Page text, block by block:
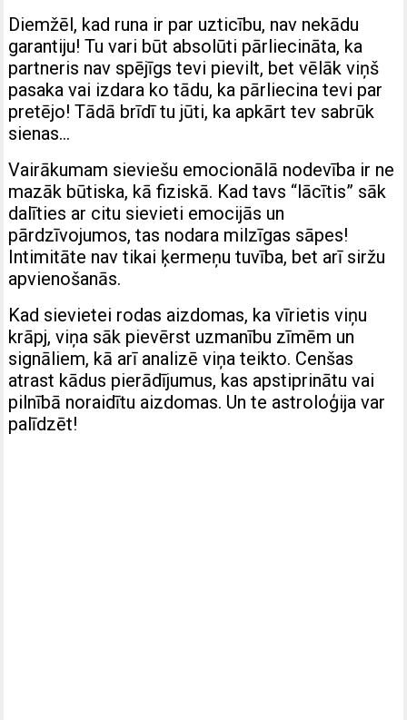
Diemžēl, kad runa ir par uzticību, nav nekādu
garantiju! Tu vari būt absolūti pārliecināta, ka
partneris nav spējīgs tevi pievilt, bet vēlāk viņš
pasaka vai izdara ko tādu, ka pārliecina tevi par
pretējo! Tādā brīdī tu jūti, ka apkārt tev sabrūk
sienas…
Vairākumam sieviešu emocionālā nodevība ir ne
mazāk būtiska, kā fiziskā. Kad tavs “lācītis” sāk
dalīties ar citu sievieti emocijās un
pārdzīvojumos, tas nodara milzīgas sāpes!
Intimitāte nav tikai ķermeņu tuvība, bet arī siržu
apvienošanās.
Kad sievietei rodas aizdomas, ka vīrietis viņu
krāpj, viņa sāk pievērst uzmanību zīmēm un
signāliem, kā arī analizē viņa teikto. Cenšas
atrast kādus pierādījumus, kas apstiprinātu vai
pilnībā noraidītu aizdomas. Un te astroloģija var
palīdzēt!